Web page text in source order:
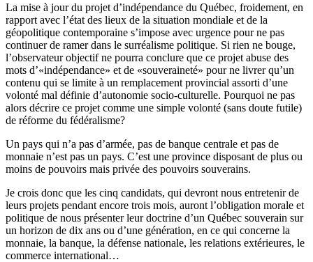
La mise à jour du projet d’indépendance du Québec, froidement, en
rapport avec l’état des lieux de la situation mondiale et de la
géopolitique contemporaine s’impose avec urgence pour ne pas
continuer de ramer dans le surréalisme politique. Si rien ne bouge,
l’observateur objectif ne pourra conclure que ce projet abuse des
mots d’«indépendance» et de «souveraineté» pour ne livrer qu’un
contenu qui se limite à un remplacement provincial assorti d’une
volonté mal définie d’autonomie socio-culturelle. Pourquoi ne pas
alors décrire ce projet comme une simple volonté (sans doute futile)
de réforme du fédéralisme?
Un pays qui n’a pas d’armée, pas de banque centrale et pas de
monnaie n’est pas un pays. C’est une province disposant de plus ou
moins de pouvoirs mais privée des pouvoirs souverains.
Je crois donc que les cinq candidats, qui devront nous entretenir de
leurs projets pendant encore trois mois, auront l’obligation morale et
politique de nous présenter leur doctrine d’un Québec souverain sur
un horizon de dix ans ou d’une génération, en ce qui concerne la
monnaie, la banque, la défense nationale, les relations extérieures, le
commerce international…